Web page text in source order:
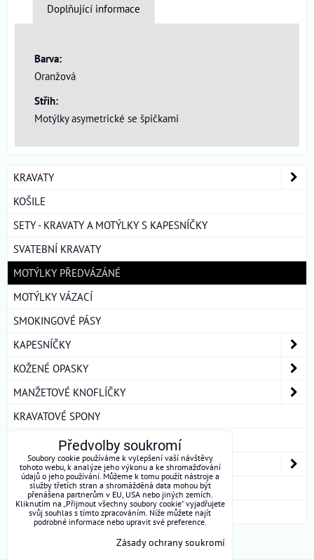
Doplňující informace
Barva:
Oranžová
Střih:
Motýlky asymetrické se špičkami
KRAVATY
KOŠILE
SETY - KRAVATY A MOTÝLKY S KAPESNÍČKY
SVATEBNÍ KRAVATY
MOTÝLKY PŘEDVÁZÁNÉ
MOTÝLKY VÁZACÍ
SMOKINGOVÉ PÁSY
KAPESNÍČKY
KOŽENÉ OPASKY
MANŽETOVÉ KNOFLÍČKY
KRAVATOVÉ SPONY
DÁMSKÉ ŠÁTKY A ŠÁLY
DÁRKOVÁ BALENÍ
ROUŠKY BAVLNA
Předvolby soukromí
Soubory cookie používáme k vylepšení vaší návštěvy
tohoto webu, k analýze jeho výkonu a ke shromažďování
údajů o jeho používání. Můžeme k tomu použít nástroje a
služby třetích stran a shromážděná data mohou být
přenášena partnerům v EU, USA nebo jiných zemích.
Kliknutím na „Přijmout všechny soubory cookie“ vyjadřujete
svůj souhlas s tímto zpracováním. Níže můžete najít
podrobné informace nebo upravit své preference.
Zásady ochrany soukromí